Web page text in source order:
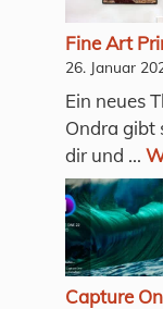
Fine Art
26. Januar
Ein neues
Ondra gibt
dir und ...
Capture